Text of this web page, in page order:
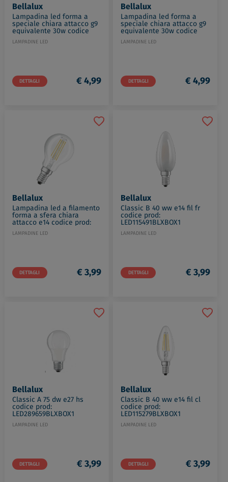
Bellalux
Lampadina led forma a
speciale chiara attacco g9
equivalente 30w codice
prod: LED303812BLXBOX1
LAMPADINE LED
DETTAGLI € 4,99
Bellalux
Lampadina led forma a
speciale chiara attacco g9
equivalente 30w codice
prod: LED135963BLXBOX1
LAMPADINE LED
DETTAGLI € 4,99
Bellalux
Lampadina led a filamento
forma a sfera chiara
attacco e14 codice prod:
LED115316BLXBOX1
LAMPADINE LED
DETTAGLI € 3,99
Bellalux
Classic B 40 ww e14 fil fr
codice prod:
LED115491BLXBOX1
LAMPADINE LED
DETTAGLI € 3,99
Bellalux
Classic A 75 dw e27 hs
codice prod:
LED289659BLXBOX1
LAMPADINE LED
DETTAGLI € 3,99
Bellalux
Classic B 40 ww e14 fil cl
codice prod:
LED115279BLXBOX1
LAMPADINE LED
DETTAGLI € 3,99